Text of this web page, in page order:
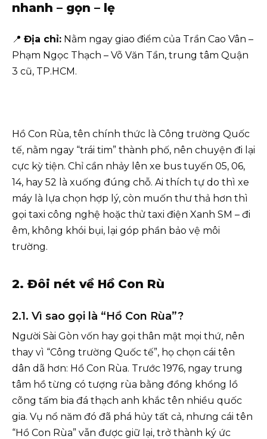
nhanh – gọn – lẹ
📍 Địa chỉ: Nằm ngay giao điểm của Trần Cao Vân –
Phạm Ngọc Thạch – Võ Văn Tần, trung tâm Quận
3 cũ, TP.HCM.
Hồ Con Rùa, tên chính thức là Công trường Quốc
tế, nằm ngay “trái tim” thành phố, nên chuyện đi lại
cực kỳ tiện. Chỉ cần nhảy lên xe bus tuyến 05, 06,
14, hay 52 là xuống đúng chỗ. Ai thích tự do thì xe
máy là lựa chọn hợp lý, còn muốn thư thả hơn thì
gọi taxi công nghệ hoặc thử taxi điện Xanh SM – đi
êm, không khói bụi, lại góp phần bảo vệ môi
trường.
2. Đôi nét về Hồ Con Rù
2.1. Vì sao gọi là “Hồ Con Rùa”?
Người Sài Gòn vốn hay gọi thân mật mọi thứ, nên
thay vì “Công trường Quốc tế”, họ chọn cái tên
dân dã hơn: Hồ Con Rùa. Trước 1976, ngay trung
tâm hồ từng có tượng rùa bằng đồng khổng lồ
cõng tấm bia đá thạch anh khắc tên nhiều quốc
gia. Vụ nổ năm đó đã phá hủy tất cả, nhưng cái tên
“Hồ Con Rùa” vẫn được giữ lại, trở thành ký ức